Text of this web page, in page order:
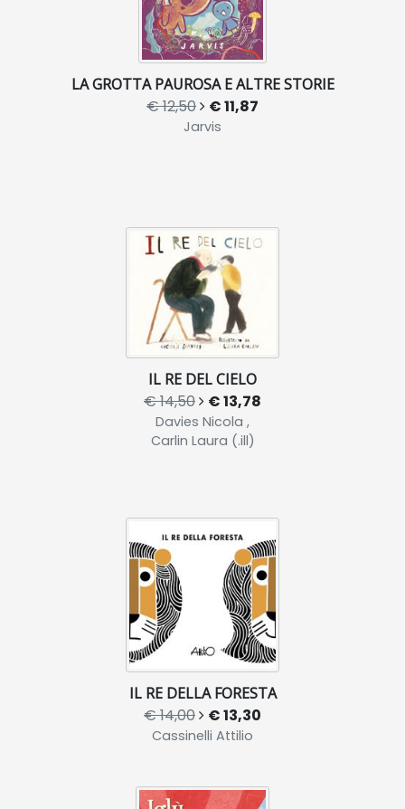
LA GROTTA PAUROSA E ALTRE STORIE
€ 12,50 € 11,87
Jarvis
IL RE DEL CIELO
€ 14,50 € 13,78
Davies Nicola ,
Carlin Laura (.ill)
IL RE DELLA FORESTA
€ 14,00 € 13,30
Cassinelli Attilio